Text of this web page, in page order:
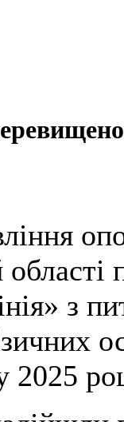
з
2025